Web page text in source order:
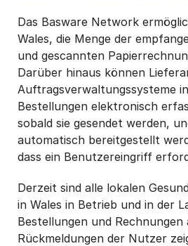
Das Basware Network
Wales, die Menge der
und gescannten
Darüber hinaus können
Auftragsverwaltungssysteme
Bestellungen elektronisch
sobald sie gesendet werden,
automatisch bereitgestellt
dass ein Benutzereingriff
Derzeit sind alle lokalen
in Wales in Betrieb und in der
Bestellungen und Rechnungen
Rückmeldungen der Nutzer